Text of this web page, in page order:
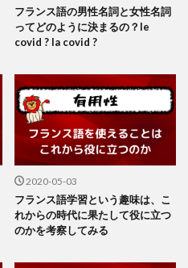
フランス語の男性名詞と女性名詞
ってどのように決まるの？le
covid ? la covid ?
2020-05-03
フランス語学習という趣味は、こ
れからの時代に果たして役に立つ
のかを考察してみる